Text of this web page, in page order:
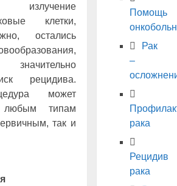
излучение
клетки,
остались
рецидива.
может
любым типам
так и
Помощь
Рак
–
рака
Рецидив
рака